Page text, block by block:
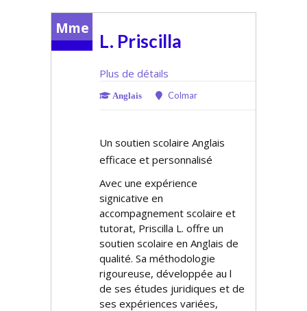
Mme
L. Priscilla
Plus de détails
Anglais Colmar
Un soutien scolaire Anglais
efficace et personnalisé
Avec une expérience
significative en
accompagnement scolaire et
tutorat, Priscilla L. offre un
soutien scolaire en Anglais de
qualité. Sa méthodologie
rigoureuse, développée au fil
de ses études juridiques et de
ses expériences variées,